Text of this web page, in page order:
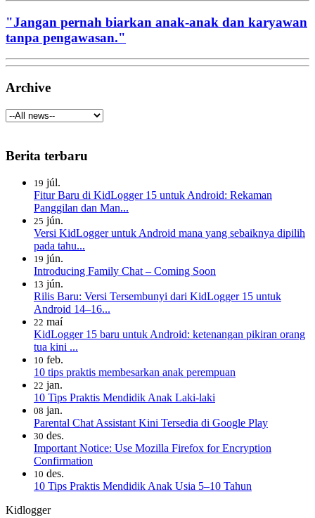
"Jangan pernah biarkan anak-anak dan karyawan
tanpa pengawasan."
Archive
Berita terbaru
19 júl.
Fitur Baru di KidLogger 15 untuk Android: Rekaman
Panggilan dan Man...
25 jún.
Versi KidLogger untuk Android mana yang sebaiknya dipilih
pada tahu...
19 jún.
Introducing Family Chat – Coming Soon
13 jún.
Rilis Baru: Versi Tersembunyi dari KidLogger 15 untuk
Android 14–16...
22 maí
KidLogger 15 baru untuk Android: ketenangan pikiran orang
tua kini ...
10 feb.
10 tips praktis membesarkan anak perempuan
22 jan.
10 Tips Praktis Mendidik Anak Laki-laki
08 jan.
Parental Chat Assistant Kini Tersedia di Google Play
30 des.
Important Notice: Use Mozilla Firefox for Encryption
Confirmation
10 des.
10 Tips Praktis Mendidik Anak Usia 5–10 Tahun
Kidlogger